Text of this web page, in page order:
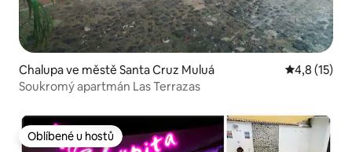
Chalupa ve městě Santa Cruz Muluá Průměrné
4,8 (15)
Soukromý apartmán Las Terrazas
Oblíbené u hostů
Oblíbené u hostů